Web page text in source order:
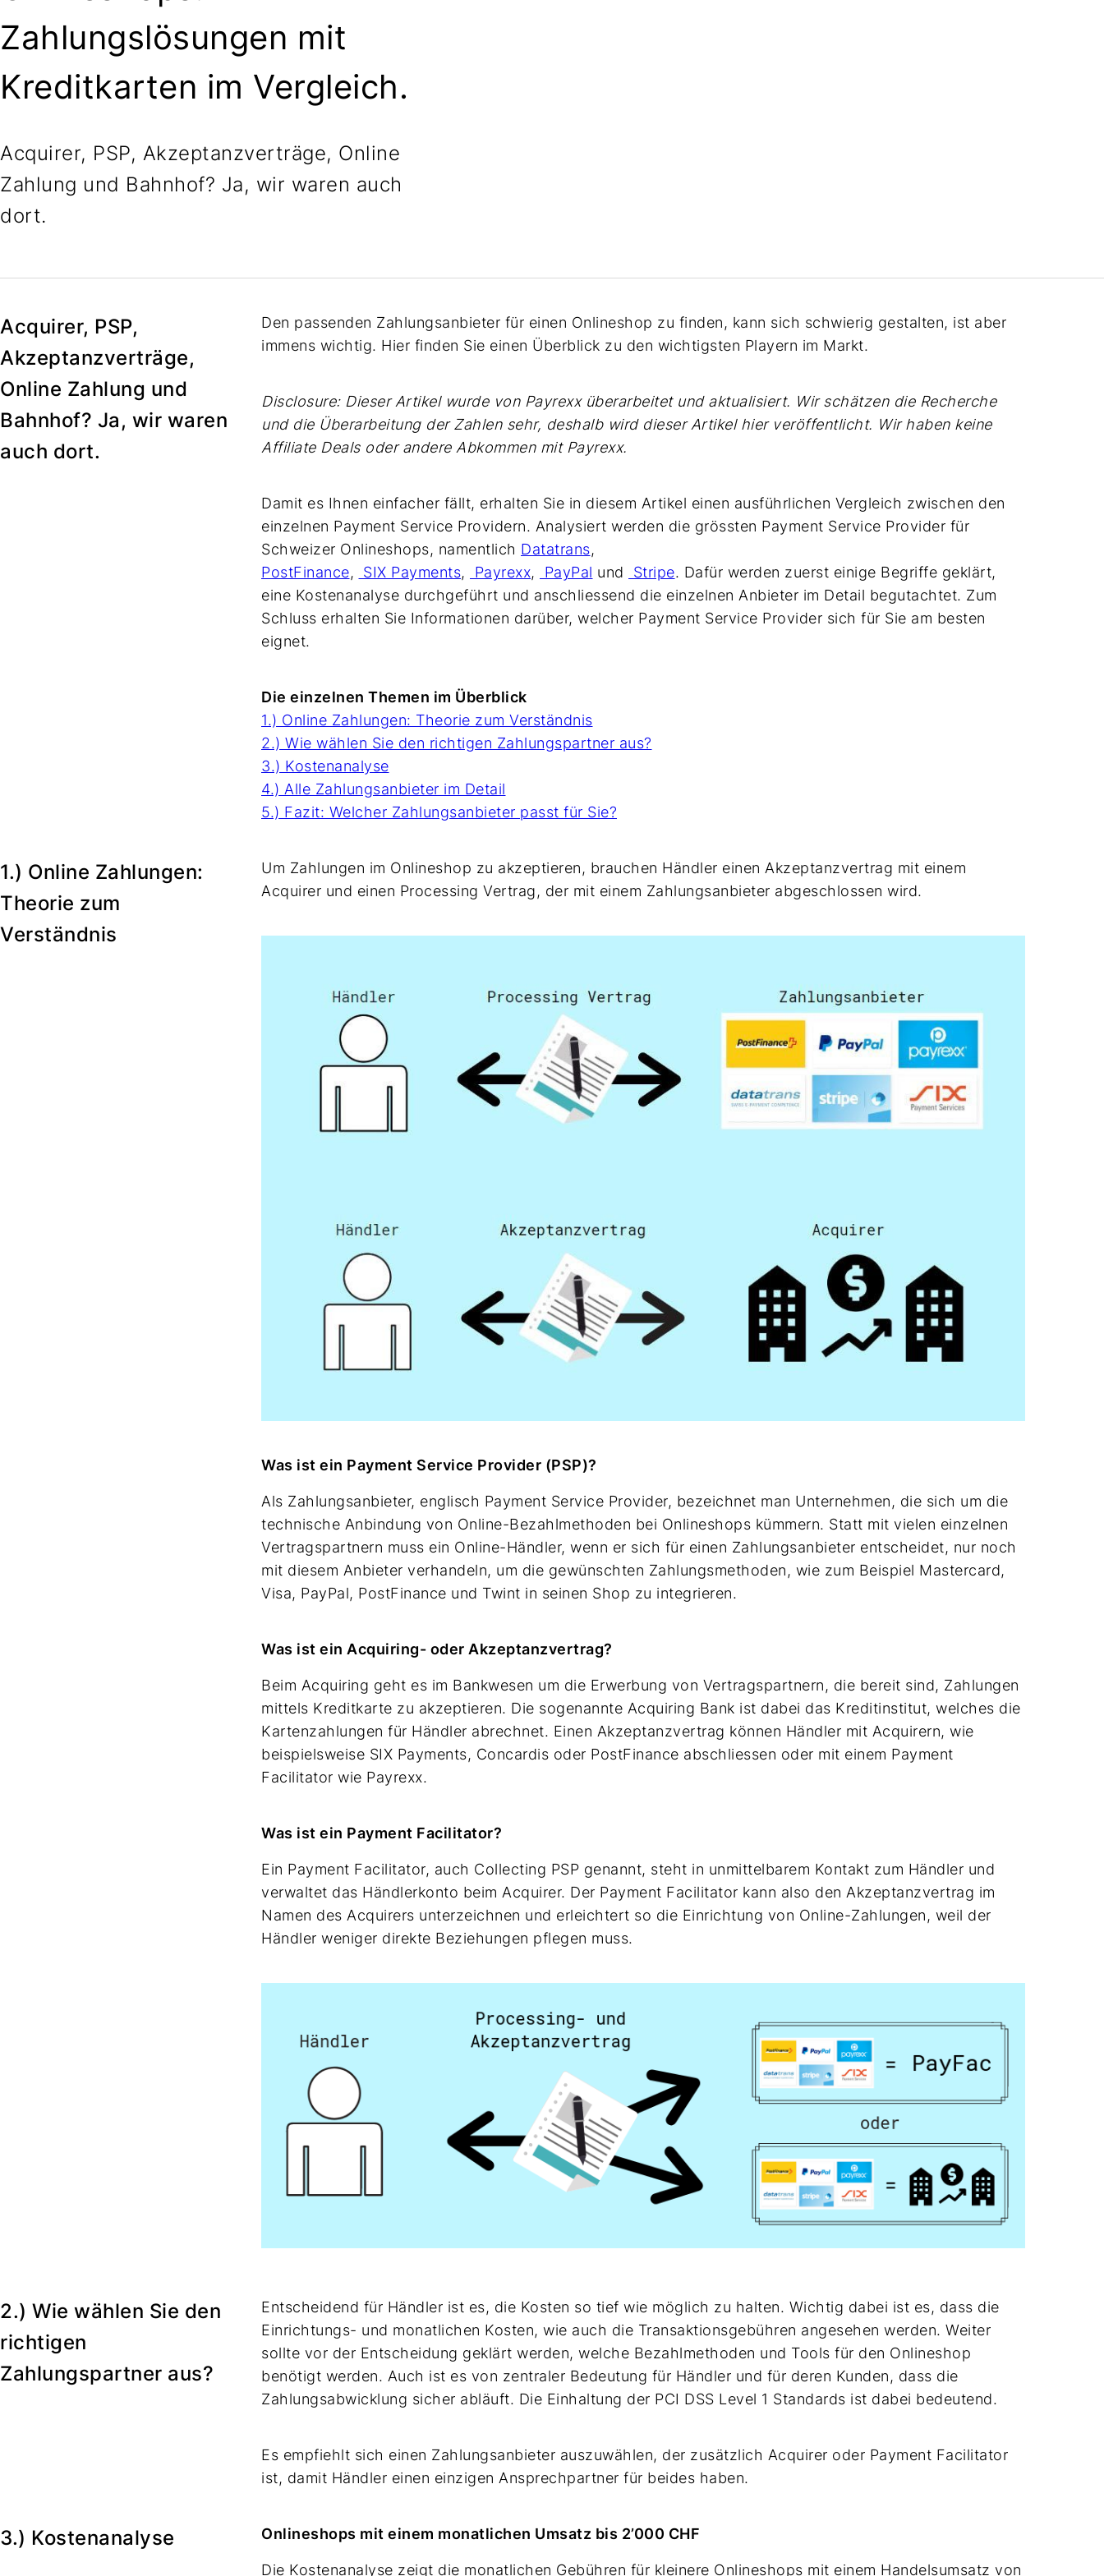
Zahlungslösungen mit
Kreditkarten im Vergleich.
Acquirer, PSP, Akzeptanzverträge, Online
Zahlung und Bahnhof? Ja, wir waren auch
dort.
Acquirer, PSP,
Akzeptanzverträge,
Online Zahlung und
Bahnhof? Ja, wir waren
auch dort.
Den passenden Zahlungsanbieter für einen Onlineshop zu finden, kann sich schwierig gestalten, ist aber
immens wichtig. Hier finden Sie einen Überblick zu den wichtigsten Playern im Markt.
Disclosure: Dieser Artikel wurde von Payrexx überarbeitet und aktualisiert. Wir schätzen die Recherche
und die Überarbeitung der Zahlen sehr, deshalb wird dieser Artikel hier veröffentlicht. Wir haben keine
Affiliate Deals oder andere Abkommen mit Payrexx.
Damit es Ihnen einfacher fällt, erhalten Sie in diesem Artikel einen ausführlichen Vergleich zwischen den
einzelnen Payment Service Providern. Analysiert werden die grössten Payment Service Provider für
Schweizer Onlineshops, namentlich Datatrans,
PostFinance, SIX Payments, Payrexx, PayPal und Stripe. Dafür werden zuerst einige Begriffe geklärt,
eine Kostenanalyse durchgeführt und anschliessend die einzelnen Anbieter im Detail begutachtet. Zum
Schluss erhalten Sie Informationen darüber, welcher Payment Service Provider sich für Sie am besten
eignet.
Die einzelnen Themen im Überblick
1.) Online Zahlungen: Theorie zum Verständnis
2.) Wie wählen Sie den richtigen Zahlungspartner aus?
3.) Kostenanalyse
4.) Alle Zahlungsanbieter im Detail
5.) Fazit: Welcher Zahlungsanbieter passt für Sie?
1.) Online Zahlungen:
Theorie zum
Verständnis
Um Zahlungen im Onlineshop zu akzeptieren, brauchen Händler einen Akzeptanzvertrag mit einem
Acquirer und einen Processing Vertrag, der mit einem Zahlungsanbieter abgeschlossen wird.
Was ist ein Payment Service Provider (PSP)?
Als Zahlungsanbieter, englisch Payment Service Provider, bezeichnet man Unternehmen, die sich um die
technische Anbindung von Online-Bezahlmethoden bei Onlineshops kümmern. Statt mit vielen einzelnen
Vertragspartnern muss ein Online-Händler, wenn er sich für einen Zahlungsanbieter entscheidet, nur noch
mit diesem Anbieter verhandeln, um die gewünschten Zahlungsmethoden, wie zum Beispiel Mastercard,
Visa, PayPal, PostFinance und Twint in seinen Shop zu integrieren.
Was ist ein Acquiring- oder Akzeptanzvertrag?
Beim Acquiring geht es im Bankwesen um die Erwerbung von Vertragspartnern, die bereit sind, Zahlungen
mittels Kreditkarte zu akzeptieren. Die sogenannte Acquiring Bank ist dabei das Kreditinstitut, welches die
Kartenzahlungen für Händler abrechnet. Einen Akzeptanzvertrag können Händler mit Acquirern, wie
beispielsweise SIX Payments, Concardis oder PostFinance abschliessen oder mit einem Payment
Facilitator wie Payrexx.
Was ist ein Payment Facilitator?
Ein Payment Facilitator, auch Collecting PSP genannt, steht in unmittelbarem Kontakt zum Händler und
verwaltet das Händlerkonto beim Acquirer. Der Payment Facilitator kann also den Akzeptanzvertrag im
Namen des Acquirers unterzeichnen und erleichtert so die Einrichtung von Online-Zahlungen, weil der
Händler weniger direkte Beziehungen pflegen muss.
2.) Wie wählen Sie den
richtigen
Zahlungspartner aus?
Entscheidend für Händler ist es, die Kosten so tief wie möglich zu halten. Wichtig dabei ist es, dass die
Einrichtungs- und monatlichen Kosten, wie auch die Transaktionsgebühren angesehen werden. Weiter
sollte vor der Entscheidung geklärt werden, welche Bezahlmethoden und Tools für den Onlineshop
benötigt werden. Auch ist es von zentraler Bedeutung für Händler und für deren Kunden, dass die
Zahlungsabwicklung sicher abläuft. Die Einhaltung der PCI DSS Level 1 Standards ist dabei bedeutend.
Es empfiehlt sich einen Zahlungsanbieter auszuwählen, der zusätzlich Acquirer oder Payment Facilitator
ist, damit Händler einen einzigen Ansprechpartner für beides haben.
3.) Kostenanalyse Onlineshops mit einem monatlichen Umsatz bis 2’000 CHF
Die Kostenanalyse zeigt die monatlichen Gebühren für kleinere Onlineshops mit einem Handelsumsatz von